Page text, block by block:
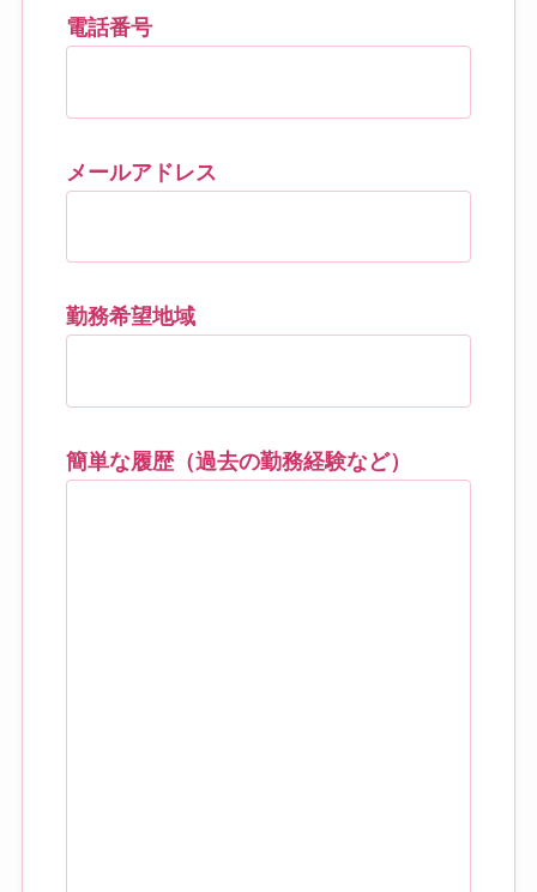
電話番号
メールアドレス
勤務希望地域
簡単な履歴（過去の勤務経験など）